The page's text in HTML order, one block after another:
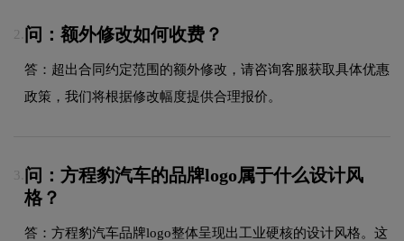
2. 问：额外修改如何收费？
答：超出合同约定范围的额外修改，请咨询客服获取具体优惠
政策，我们将根据修改幅度提供合理报价。
3. 问：方程豹汽车的品牌logo属于什么设计风
格？
答：方程豹汽车品牌logo整体呈现出工业硬核的设计风格。这